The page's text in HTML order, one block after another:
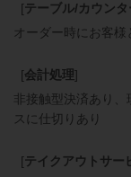
[テーブル/カウン
オーダー時にお客様
[会計処理]
非接触型決済あり
スに仕切りあり
[テイクアウトサー